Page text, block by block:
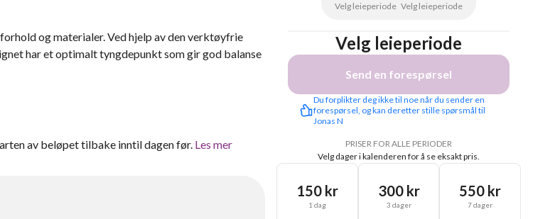
og materialer. Ved hjelp av den verktøyfrie
har et optimalt tyngdepunkt som gir god balanse
av beløpet tilbake inntil dagen før. Les mer
Velg leieperiode Velg leieperiode
Velg leieperiode
Send en forespørsel
Du forplikter deg ikke til noe når du sender en
forespørsel, og kan deretter stille spørsmål til
Jonas N
PRISER FOR ALLE PERIODER
Velg dager i kalenderen for å se eksakt pris.
150 kr
1 dag
300 kr
3 dager
550 kr
7 dager